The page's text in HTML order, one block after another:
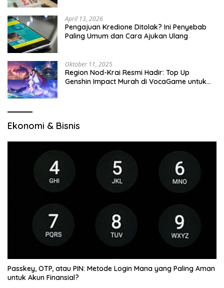
April 13, 2026
Pengajuan Kredione Ditolak? Ini Penyebab
Paling Umum dan Cara Ajukan Ulang
Oktober 11, 2025
Region Nod-Krai Resmi Hadir: Top Up
Genshin Impact Murah di VocaGame untuk
Ekonomi & Bisnis
Passkey, OTP, atau PIN: Metode Login Mana yang Paling Aman
untuk Akun Finansial?